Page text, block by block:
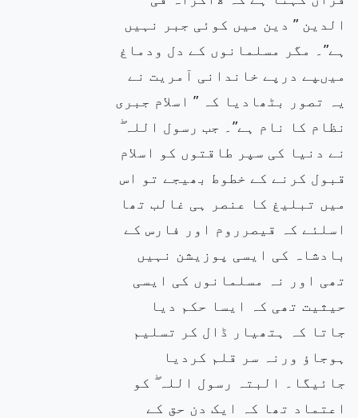
الدین ” دین میں کوئی جبر نہیں
ہے”۔ مگر مسلمانوں کے دل ودماغ
میںپے درپے خاندانی آمریت نے
یہ تصور بٹھادیا کہ ” اسلام جبری
نظام کا نام ہے”۔ جب رسول اللہ ۖ
نے دنیا کی سپر طاقتوں کو اسلام
قبول کرنے کے خطوط بھیجے تو اس
میں تبلیغ کا عنصر ہی غالب تھا
اسلئے کہ قیصرروم اور فارس کے
بادشاہ کی ایسی پوزیشن نہیں
تھی اور نہ مسلمانوں کی ایسی
حیثیت تھی کہ ایسا حکم دیا
جاتا کہ ہتھیار ڈال کر تسلیم
ہوجاؤ ورنہ سر قلم کردیا
جائیگا۔ البتہ رسول اللہ ۖ کو
اعتماد تھا کہ ایک دن حق کے